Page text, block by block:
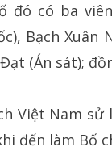
đó có ba
Bạch Xuân
(Án sát);
Việt Nam
đến làm Bố